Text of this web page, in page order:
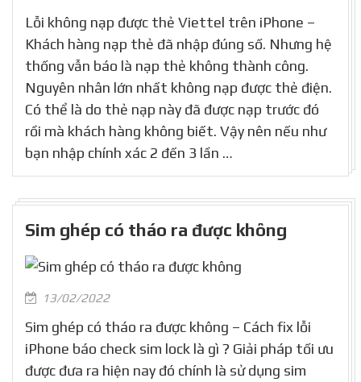
Lỗi không nạp được thẻ Viettel trên iPhone –
Khách hàng nạp thẻ đã nhập đúng số. Nhưng hệ
thống vẫn báo là nạp thẻ không thành công.
Nguyên nhân lớn nhất không nạp được thẻ điện.
Có thể là do thẻ nạp này đã được nạp trước đó
rồi mà khách hàng không biết. Vậy nên nếu như
bạn nhập chính xác 2 đến 3 lần …
Sim ghép có tháo ra được không
13/02/2022
Sim ghép có tháo ra được không – Cách fix lỗi
iPhone báo check sim lock là gì ? Giải pháp tối ưu
được đưa ra hiện nay đó chính là sử dụng sim